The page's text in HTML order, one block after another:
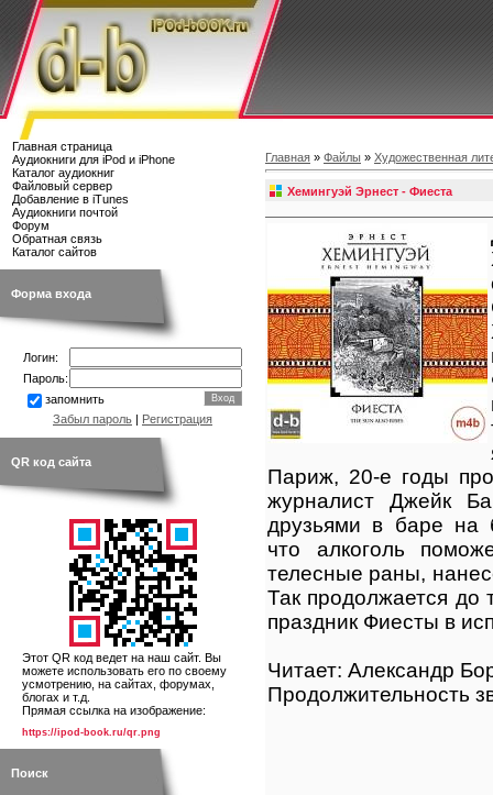
Главная страница
Аудиокниги для iPod и iPhone
Каталог аудиокниг
Файловый сервер
Добавление в iTunes
Аудиокниги почтой
Форум
Обратная связь
Каталог сайтов
Форма входа
Логин:
Пароль:
запомнить
Забыл пароль | Регистрация
QR код сайта
Этот QR код ведет на наш сайт. Вы
можете использовать его по своему
усмотрению, на сайтах, форумах,
блогах и т.д.
Прямая ссылка на изображение:
https://ipod-book.ru/qr.png
Поиск
Главная » Файлы » Художественная
Хемингуэй Эрнест - Фиеста
Париж, 20-е годы
журналист Джейк
друзьями в баре на
что алкоголь
телесные раны,
Так продолжается до
праздник Фиесты в
Читает: Александр
Продолжительность